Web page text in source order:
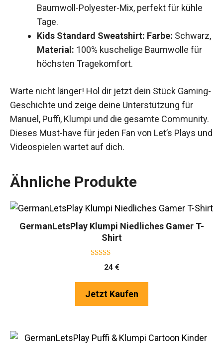
Baumwoll-Polyester-Mix, perfekt für kühle
Tage.
Kids Standard Sweatshirt: Farbe: Schwarz,
Material: 100% kuschelige Baumwolle für
höchsten Tragekomfort.
Warte nicht länger! Hol dir jetzt dein Stück Gaming-
Geschichte und zeige deine Unterstützung für
Manuel, Puffi, Klumpi und die gesamte Community.
Dieses Must-have für jeden Fan von Let’s Plays und
Videospielen wartet auf dich.
Ähnliche Produkte
GermanLetsPlay Klumpi Niedliches Gamer T-
Shirt
5.00
von 5
24 €
Jetzt Kaufen